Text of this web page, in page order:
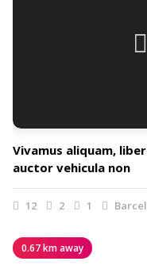
Vivamus aliquam,
auctor vehicula non
12 2 1
0.67 km away